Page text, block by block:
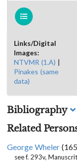
Links/Digital
Images:
NTVMR (1.A) |
Pinakes (same
data)
Bibliography
Related
George Wheler
see f. 293v,